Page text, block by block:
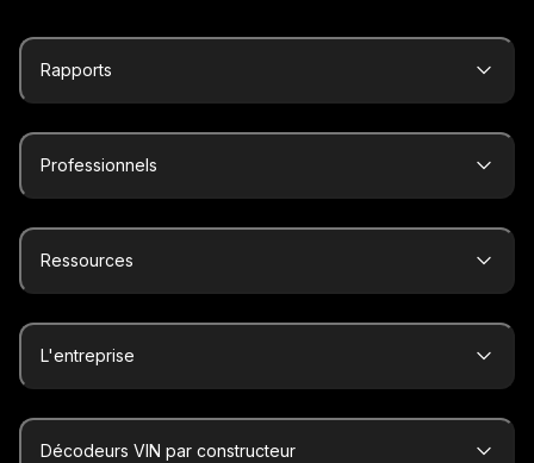
Rapports
Professionnels
Ressources
L'entreprise
Décodeurs VIN par constructeur